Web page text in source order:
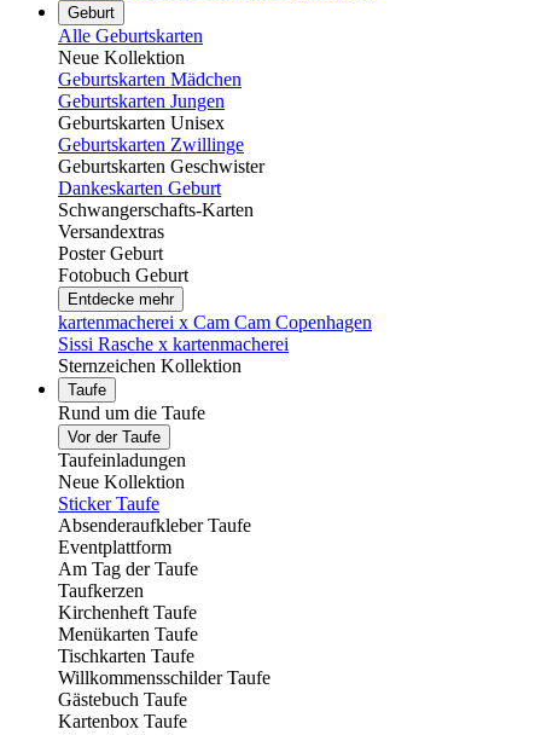
Geburt
Alle Geburtskarten
Neue Kollektion
Geburtskarten Mädchen
Geburtskarten Jungen
Geburtskarten Unisex
Geburtskarten Zwillinge
Geburtskarten Geschwister
Dankeskarten Geburt
Schwangerschafts-Karten
Versandextras
Poster Geburt
Fotobuch Geburt
Entdecke mehr
kartenmacherei x Cam Cam Copenhagen
Sissi Rasche x kartenmacherei
Sternzeichen Kollektion
Taufe
Rund um die Taufe
Vor der Taufe
Taufeinladungen
Neue Kollektion
Sticker Taufe
Absenderaufkleber Taufe
Eventplattform
Am Tag der Taufe
Taufkerzen
Kirchenheft Taufe
Menükarten Taufe
Tischkarten Taufe
Willkommensschilder Taufe
Gästebuch Taufe
Kartenbox Taufe